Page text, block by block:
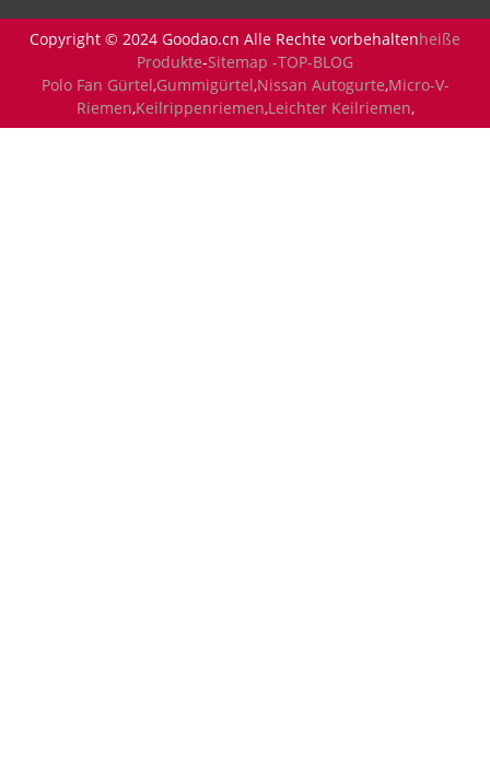
Copyright © 2024 Goodao.cn Alle Rechte vorbehaltenheiße
Produkte-Sitemap -TOP-BLOG
Polo Fan Gürtel,Gummigürtel,Nissan Autogurte,Micro-V-
Riemen,Keilrippenriemen,Leichter Keilriemen,